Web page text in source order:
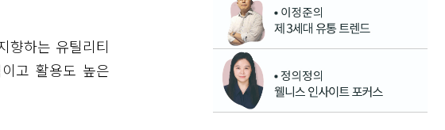
향하는 유틸리티
고 활용도 높은